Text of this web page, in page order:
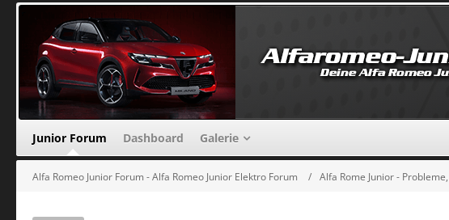
Junior Forum Dashboard Galerie
Alfa Romeo Junior Forum - Alfa Romeo Junior Elektro Forum Alfa Rome Junior -